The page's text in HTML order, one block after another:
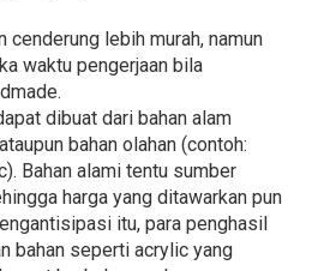
cenderung lebih murah, namun
waktu pengerjaan bila
dibuat dari bahan alam
bahan olahan (contoh:
Bahan alami tentu sumber
harga yang ditawarkan pun
itu, para penghasil
bahan seperti acrylic yang